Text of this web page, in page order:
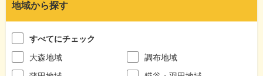
地域から探す
すべてにチェック
大森地域
調布地域